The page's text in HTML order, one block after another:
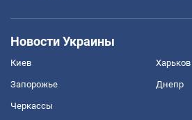
Новости Украины
Киев Харьков
Запорожье Днепр
Черкассы